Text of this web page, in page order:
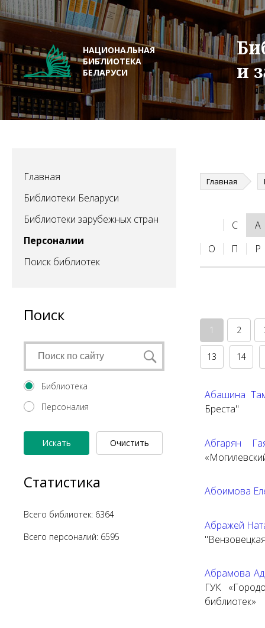
НАЦИОНАЛЬНАЯ
БИБЛИОТЕКА
БЕЛАРУСИ
и
Главная
Библиотеки Беларуси
Библиотеки зарубежных стран
Персоналии
Поиск библиотек
Поиск
Библиотека
Персоналия
Искать
Очистить
Статистика
Всего библиотек: 6364
Всего персоналий: 6595
Главная
C
А
О
П Р
1 2
13 14
Абашина
Бреста"
Абгарян
Абоимова
Абражей
Абрамова
ГУК
библиотек»